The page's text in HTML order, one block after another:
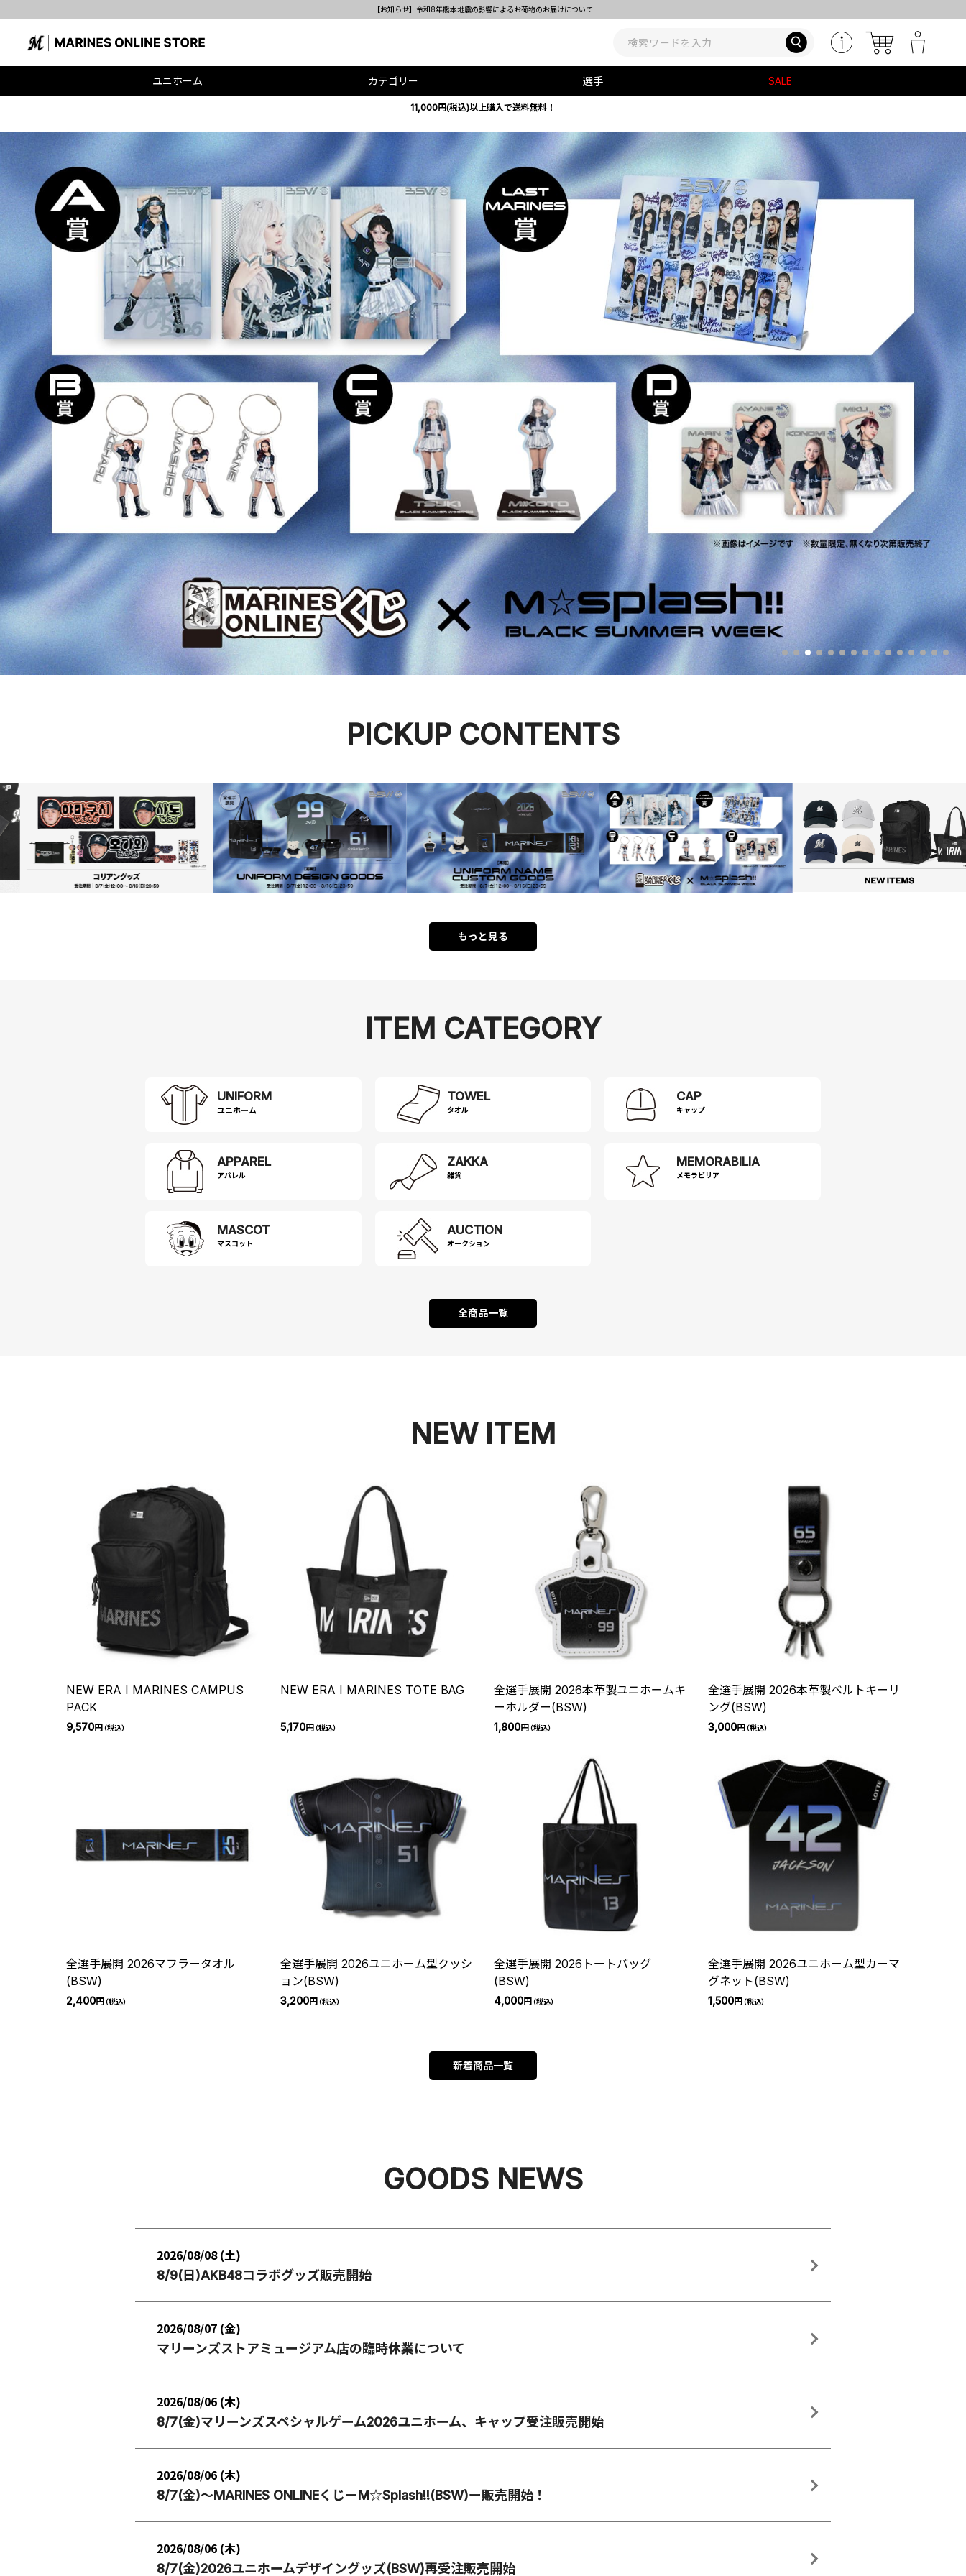
レプリカユニホーム(HOME・VISITOR・ALT)先着購入特典
ユニホーム カテゴリー 選手 SALE
11,000円(税込)以上購入で送料無料！
PICKUP CONTENTS
もっと見る
ITEM CATEGORY
UNIFORM TOWEL
タオル
CAP
キャップ
APPAREL
アパレル
ZAKKA
雑貨
MEMORABILIA
メモラビリア
MASCOT
マスコット
AUCTION
オークション
全商品一覧
NEW ITEM
NEW ERA I MARINES CAMPUS
PACK
9,570円（税込）
NEW ERA I MARINES TOTE BAG
5,170円（税込）
全選手展開 2026本革製ユニホームキ
ーホルダー(BSW)
1,800円（税込）
全選手展開 2026本革製ベルトキーリ
ング(BSW)
3,000円（税込）
全選手展開 2026マフラータオル
(BSW)
2,400円（税込）
全選手展開 2026ユニホーム型クッシ
ョン(BSW)
3,200円（税込）
全選手展開 2026トートバッグ
(BSW)
4,000円（税込）
全選手展開 2026ユニホーム型カーマ
グネット(BSW)
1,500円（税込）
新着商品一覧
GOODS NEWS
2026/08/08 (土)
8/9(日)AKB48コラボグッズ販売開始
2026/08/07 (金)
マリーンズストアミュージアム店の臨時休業について
2026/08/06 (木)
8/7(金)マリーンズスペシャルゲーム2026ユニホーム、キャップ受注販売開始
2026/08/06 (木)
8/7(金)～MARINES ONLINEくじーM☆Splash!!(BSW)ー販売開始！
2026/08/06 (木)
8/7(金)2026ユニホームデザイングッズ(BSW)再受注販売開始